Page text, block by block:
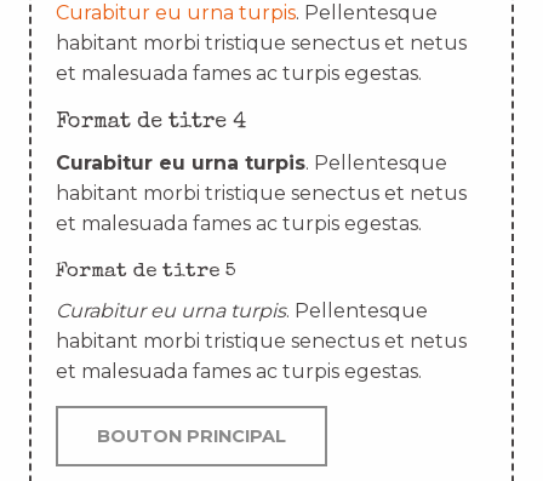
Curabitur eu urna turpis. Pellentesque
habitant morbi tristique senectus et netus
et malesuada fames ac turpis egestas.
Format de titre 4
Curabitur eu urna turpis. Pellentesque
habitant morbi tristique senectus et netus
et malesuada fames ac turpis egestas.
Format de titre 5
Curabitur eu urna turpis. Pellentesque
habitant morbi tristique senectus et netus
et malesuada fames ac turpis egestas.
BOUTON PRINCIPAL